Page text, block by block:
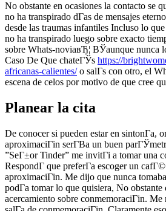
No obstante en ocasiones la contacto se
no ha transpirado dГ­as de mensajes
desde las traumas infantiles Incluso lo
no ha transpirado luego sobre exacto
sobre Whats-noviaвЂ¦ ВЎaunque nunca
Caso De Que chateГЎs https://
africanas-calientes/o salГ­s con otro, el
escena de celos por motivo de que cree
Planear la cita
De conocer si pueden estar en sintonГ­a,
aproximaciГіn serГ­В­a un buen
”SeГ±or Tinder” me invitГі a tomar una
RespondГ­ que preferГ­a escoger un
aproximaciГіn. Me dijo que nunca
podГ­a tomar lo que quisiera, No obstante
acercamiento sobre conmemoraciГіn. Me